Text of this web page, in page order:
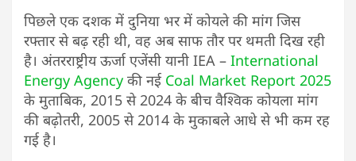
पिछले एक दशक में दुनिया भर में कोयले की मांग जिस
रफ्तार से बढ़ रही थी, वह अब साफ तौर पर थमती दिख रही
है। अंतरराष्ट्रीय ऊर्जा एजेंसी यानी IEA – International
Energy Agency की नई Coal Market Report 2025
के मुताबिक, 2015 से 2024 के बीच वैश्विक कोयला मांग
की बढ़ोतरी, 2005 से 2014 के मुकाबले आधे से भी कम रह
गई है।